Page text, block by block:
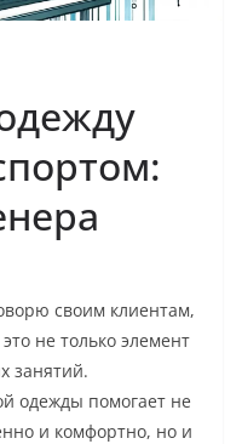
своим клиентам,
не только элемент
занятий.
одежды помогает не
и комфортно, но и